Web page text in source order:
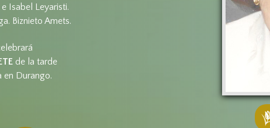
Isabel Leyaristi.
Biznieto Amets.
de la tarde
en Durango.